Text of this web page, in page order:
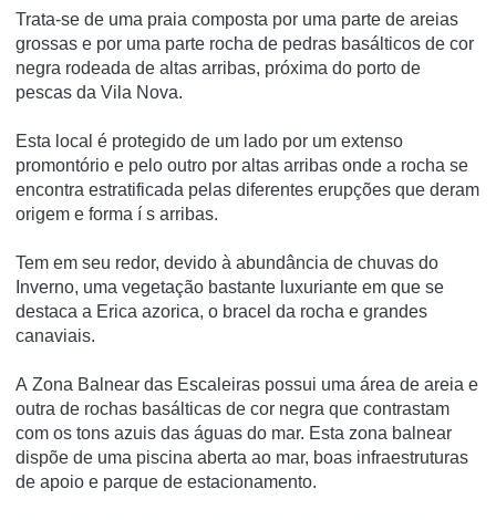
Trata-se de uma praia composta por uma parte de areias
grossas e por uma parte rocha de pedras basálticos de cor
negra rodeada de altas arribas, próxima do porto de
pescas da Vila Nova.
Esta local é protegido de um lado por um extenso
promontório e pelo outro por altas arribas onde a rocha se
encontra estratificada pelas diferentes erupções que deram
origem e forma í s arribas.
Tem em seu redor, devido à abundância de chuvas do
Inverno, uma vegetação bastante luxuriante em que se
destaca a Erica azorica, o bracel da rocha e grandes
canaviais.
A Zona Balnear das Escaleiras possui uma área de areia e
outra de rochas basálticas de cor negra que contrastam
com os tons azuis das águas do mar. Esta zona balnear
dispõe de uma piscina aberta ao mar, boas infraestruturas
de apoio e parque de estacionamento.